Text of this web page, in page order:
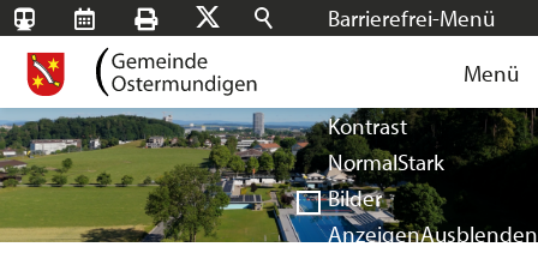
Barrierefrei-Menü
Sehr groß
Kontrast
NormalStark
Bilder
AnzeigenAusblenden
Suchen
SBB-
Tageskarten
RMS Drucken
Facebook
Instagram
Login Menü